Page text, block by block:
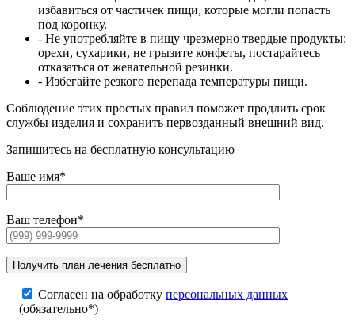
избавиться от частичек пищи, которые могли попасть
под коронку.
- Не употребляйте в пищу чрезмерно твердые продукты:
орехи, сухарики, не грызите конфеты, постарайтесь
отказаться от жевательной резинки.
- Избегайте резкого перепада температуры пищи.
Соблюдение этих простых правил поможет продлить срок
службы изделия и сохранить первозданный внешний вид.
Запишитесь на бесплатную консультацию
Ваше имя*
Ваш телефон*
Согласен на обработку персональных данных
(обязательно*)